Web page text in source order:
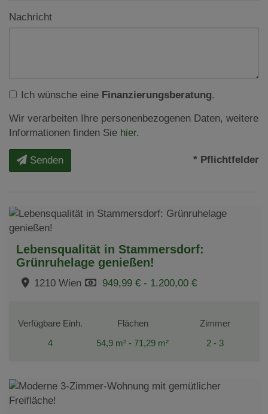
Nachricht
Ich wünsche eine Finanzierungsberatung.
Wir verarbeiten Ihre personenbezogenen Daten, weitere
Informationen finden Sie hier.
Senden * Pflichtfelder
Lebensqualität in Stammersdorf:
Grünruhelage genießen!
1210 Wien 949,99 € - 1.200,00 €
Verfügbare Einh.
4
Flächen
54,9 m² - 71,29 m²
Zimmer
2 - 3